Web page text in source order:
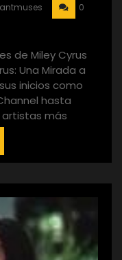
0
de Miley Cyrus
Una Mirada a
inicios como
hasta
más